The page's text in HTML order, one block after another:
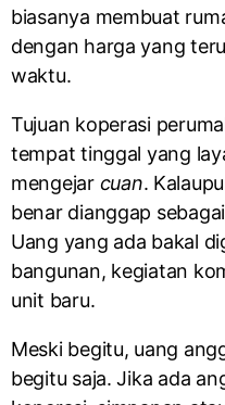
biasanya membuat
dengan harga yang
waktu.
Tujuan koperasi
tempat tinggal yang
mengejar cuan.
benar dianggap
Uang yang ada bakal
bangunan, kegiatan
unit baru.
Meski begitu, uang
begitu saja. Jika ada